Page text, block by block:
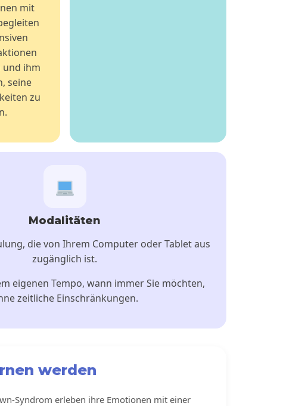
mit
und ihm
seine
zu
Modalitäten
die von Ihrem Computer oder Tablet aus
zugänglich ist.
eigenen Tempo, wann immer Sie möchten,
zeitliche Einschränkungen.
werden
Syndrom erleben ihre Emotionen mit einer